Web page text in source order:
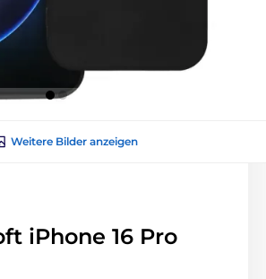
Weitere Bilder anzeigen
iPhone 16 Pro